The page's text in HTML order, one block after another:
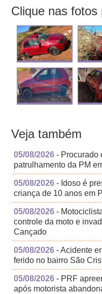
Clique nas fotos
Veja também
05/08/2026 - Procurado
patrulhamento da PM
05/08/2026 - Idoso é
criança de 10 anos em
05/08/2026 -
controle da moto e
Cançado
05/08/2026 - Acidente
ferido no bairro São
05/08/2026 - PRF
após motorista